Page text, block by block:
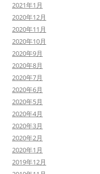
2021年1月
2020年12月
2020年11月
2020年10月
2020年9月
2020年8月
2020年7月
2020年6月
2020年5月
2020年4月
2020年3月
2020年2月
2020年1月
2019年12月